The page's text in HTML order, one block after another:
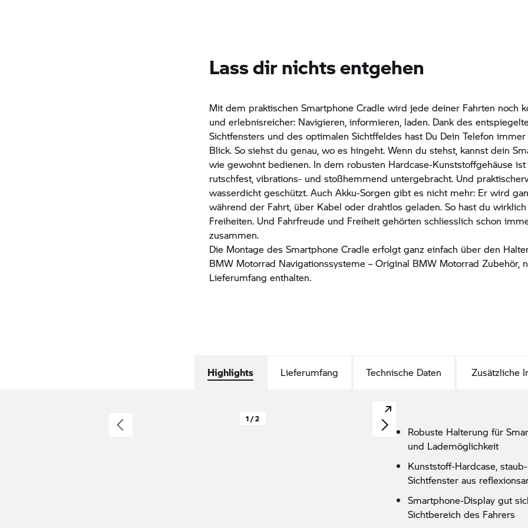
Lass dir nichts entgehen
Mit dem praktischen Smartphone Cradle wird jede deiner Fahrten noch
und erlebnisreicher: Navigieren, informieren, laden. Dank des
Sichtfensters und des optimalen Sichtffeldes hast Du Dein Telefon
Blick. So siehst du genau, wo es hingeht. Wenn du stehst, kannst dein
wie gewohnt bedienen. In dem robusten Hardcase-Kunststoffgehäuse
rutschfest, vibrations- und stoßhemmend untergebracht. Und
wasserdicht geschützt. Auch Akku-Sorgen gibt es nicht mehr: Er wird
während der Fahrt, über Kabel oder drahtlos geladen. So hast du
Freiheiten. Und Fahrfreude und Freiheit gehörten schliesslich schon
zusammen.
Die Montage des Smartphone Cradle erfolgt ganz einfach über den
BMW Motorrad Navigationssysteme – Original BMW Motorrad Zubehör,
Lieferumfang enthalten.
Highlights Lieferumfang Technische Daten Zusätzliche
1 / 2
Robuste Halterung für
und Lademöglichkeit
Kunststoff-Hardcase,
Sichtfenster aus
Smartphone-Display gut
Sichtbereich des Fahrers